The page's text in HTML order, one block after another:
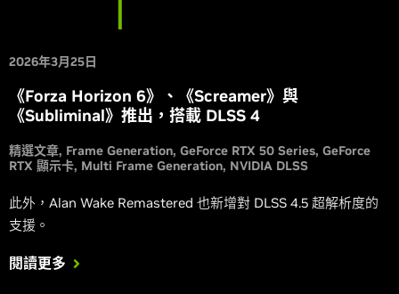
2026年3月25日
《Forza Horizon 6》、《Screamer》與
《Subliminal》推出，搭載 DLSS 4
精選文章 Frame Generation GeForce RTX 50 Series GeForce
RTX 顯示卡 Multi Frame Generation NVIDIA DLSS
此外，Alan Wake Remastered 也新增對 DLSS 4.5 超解析度的
支援。
閱讀更多